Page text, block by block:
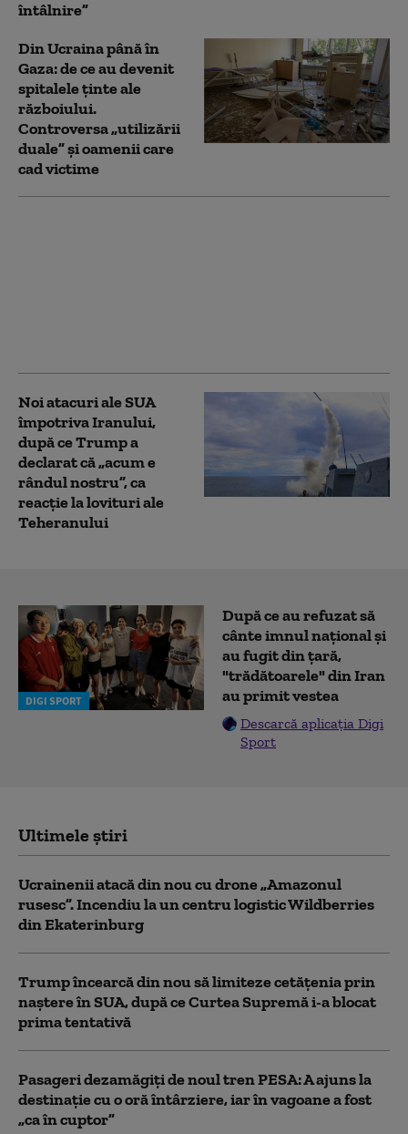
întâlnire”
Din Ucraina până în
Gaza: de ce au devenit
spitalele ținte ale
războiului.
Controversa „utilizării
duale” și oamenii care
cad victime
Noi atacuri ale SUA
împotriva Iranului,
după ce Trump a
declarat că „acum e
rândul nostru”, ca
reacție la lovituri ale
Teheranului
DIGI SPORT
După ce au refuzat să
cânte imnul naţional şi
au fugit din ţară,
"trădătoarele" din Iran
au primit vestea
Descarcă aplicația Digi
Sport
Ultimele știri
Ucrainenii atacă din nou cu drone „Amazonul
rusesc”. Incendiu la un centru logistic Wildberries
din Ekaterinburg
Trump încearcă din nou să limiteze cetățenia prin
naștere în SUA, după ce Curtea Supremă i-a blocat
prima tentativă
Pasageri dezamăgiți de noul tren PESA: A ajuns la
destinație cu o oră întârziere, iar în vagoane a fost
„ca în cuptor”